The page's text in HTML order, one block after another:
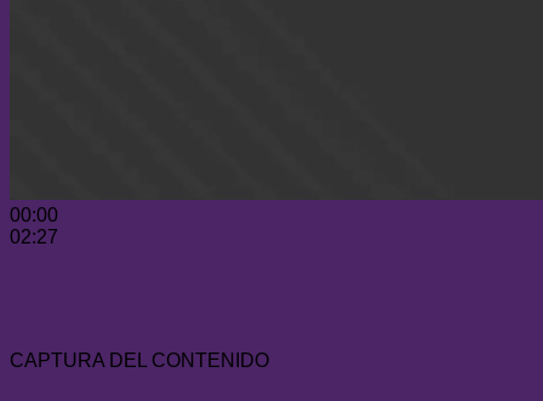
00:00
02:27
CAPTURA DEL CONTENIDO